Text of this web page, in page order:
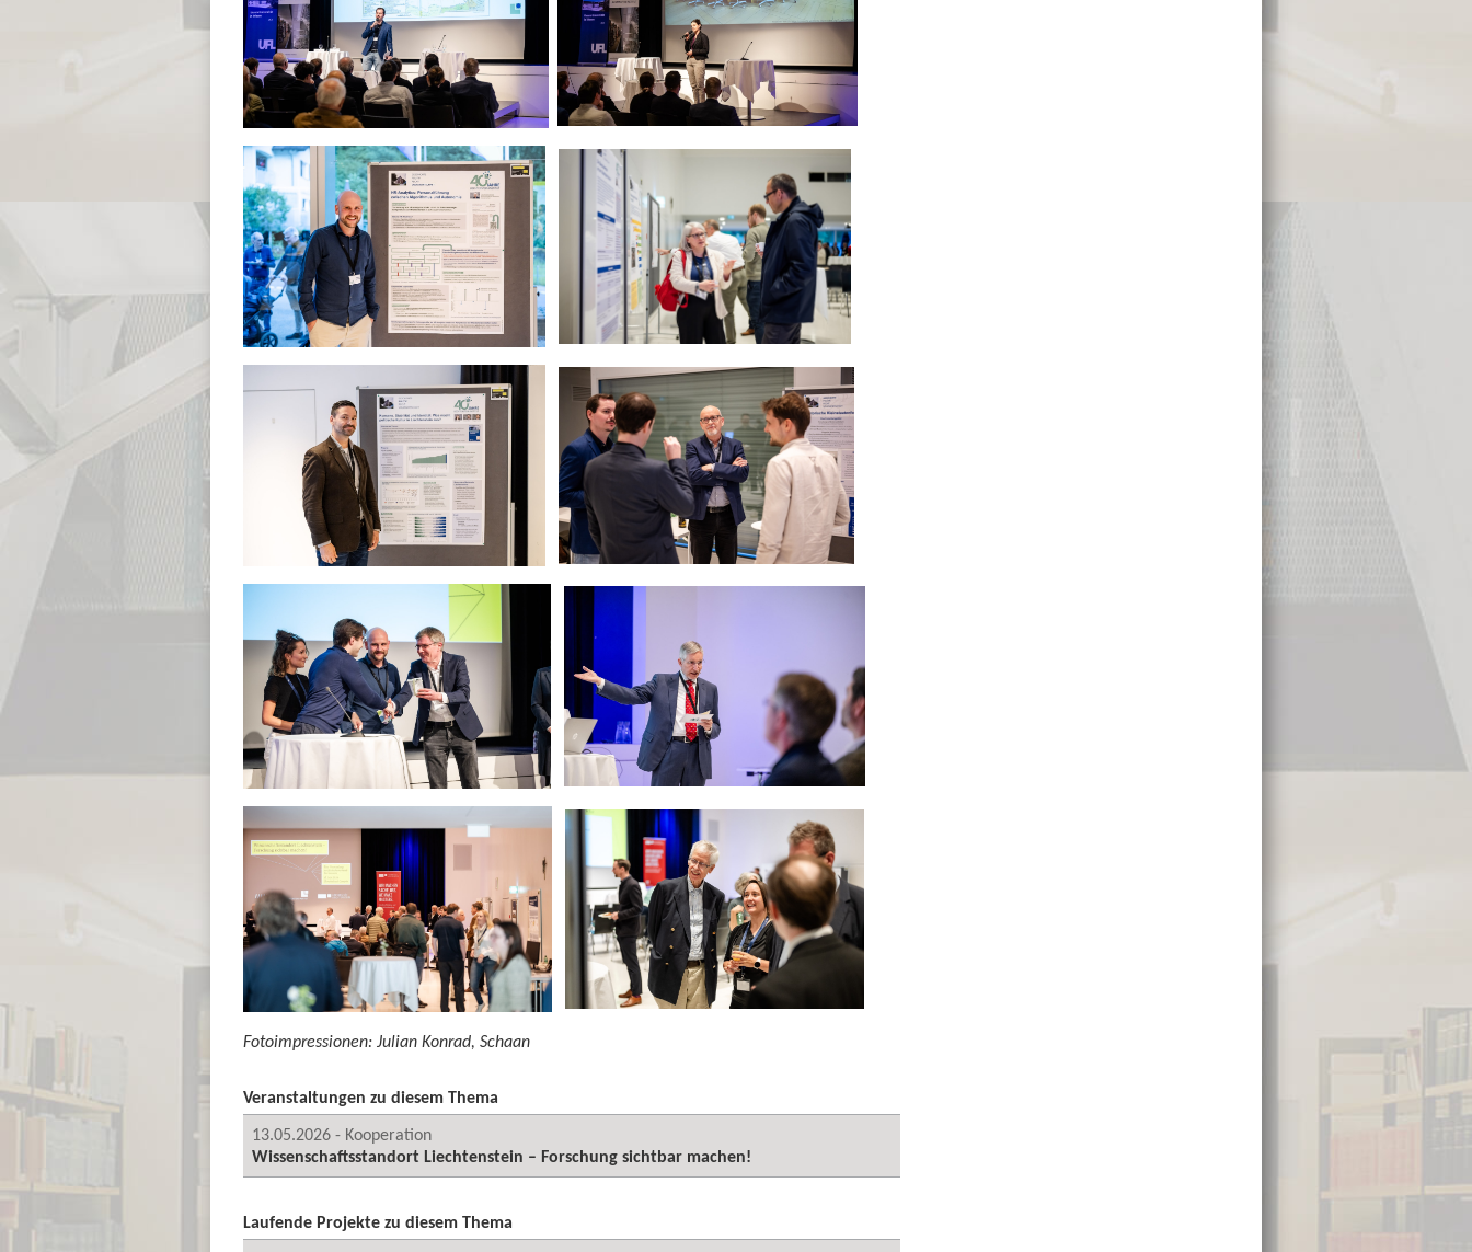
Fotoimpressionen: Julian Konrad, Schaan
Veranstaltungen zu diesem Thema
13.05.2026 - Kooperation
Wissenschaftsstandort Liechtenstein – Forschung sichtbar machen!
Laufende Projekte zu diesem Thema